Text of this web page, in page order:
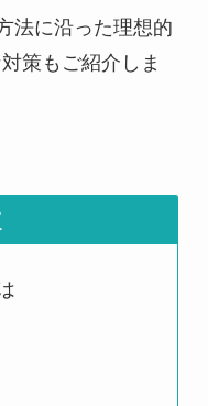
法に沿った理想的
策もご紹介しま